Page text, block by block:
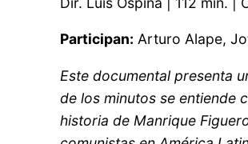
Participan: Arturo Alape,
Este documental presenta
de los minutos se entiende
historia de Manrique